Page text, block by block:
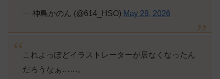
— 神島かのん (@614_HSO) May 29, 2026
これよっぽどイラストレーターが居なくなったん
だろうなぁ……。